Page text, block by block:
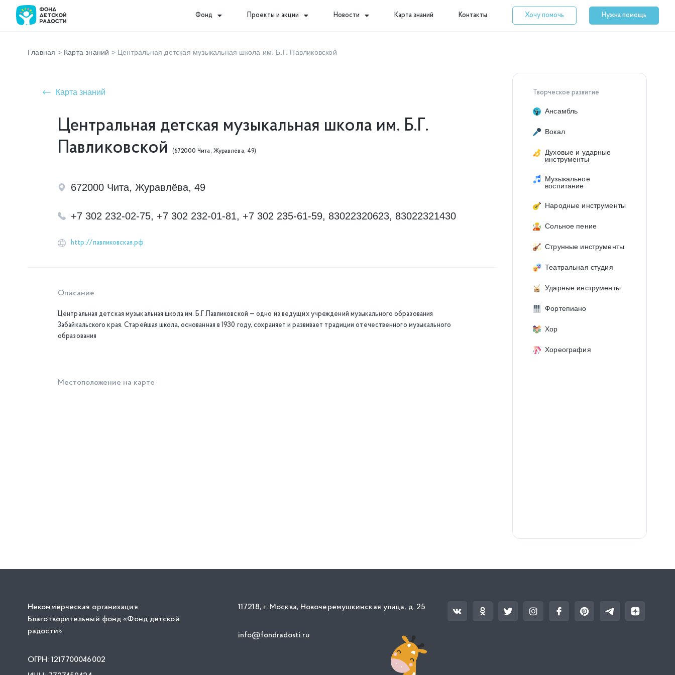
Фонд Проекты и акции Новости Карта знаний Контакты Хочу помочь Нужна помощь
Главная > Карта знаний > Центральная детская музыкальная школа им. Б.Г. Павликовской
Карта знаний
Центральная детская музыкальная школа им. Б.Г.
Павликовской(672000 Чита, Журавлёва, 49)
672000 Чита, Журавлёва, 49
+7 302 232-02-75, +7 302 232-01-81, +7 302 235-61-59, 83022320623, 83022321430
http://павликовская.рф
Описание
Центральная детская музыкальная школа им. Б.Г.Павликовской — одно из ведущих учреждений музыкального образования
Забайкальского края. Старейшая школа, основанная в 1930 году, сохраняет и развивает традиции отечественного музыкального
образования
Местоположение на карте
Творческое развитие
Ансамбль
Вокал
Духовые и ударные
инструменты
Музыкальное
воспитание
Народные инструменты
Сольное пение
Струнные инструменты
Театральная студия
Ударные инструменты
Фортепиано
Хор
Хореография
Некоммерческая организация
Благотворительный фонд «Фонд детской
радости»
ОГРН: 1217700046002
117218, г. Москва, Новочеремушкинская улица, д. 25
info@fondradosti.ru